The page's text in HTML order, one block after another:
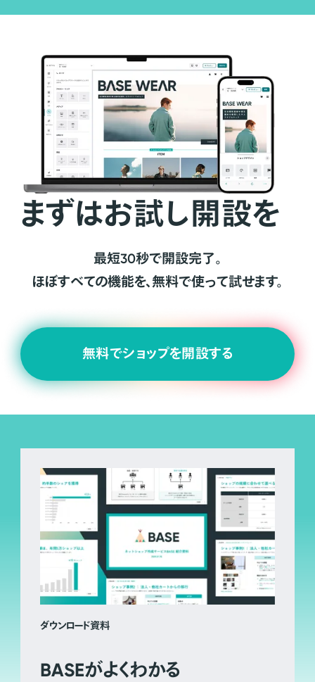
まずはお試し開設を
最短30秒で開設完了。
ほぼすべての機能を、無料で使って試せます。
無料でショップを開設する
ダウンロード資料
BASEがよくわかる